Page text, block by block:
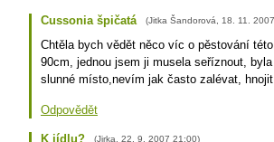
Cussonia špičatá (Jitka Šandorová 18. 11. 2007
Chtěla bych vědět něco víc o pěstování
90cm, jednou jsem ji musela seříznout,
slunné místo,nevím jak často zalévat,
Odpovědět
K jídlu? (Jirka 22. 9. 2007 21:00)